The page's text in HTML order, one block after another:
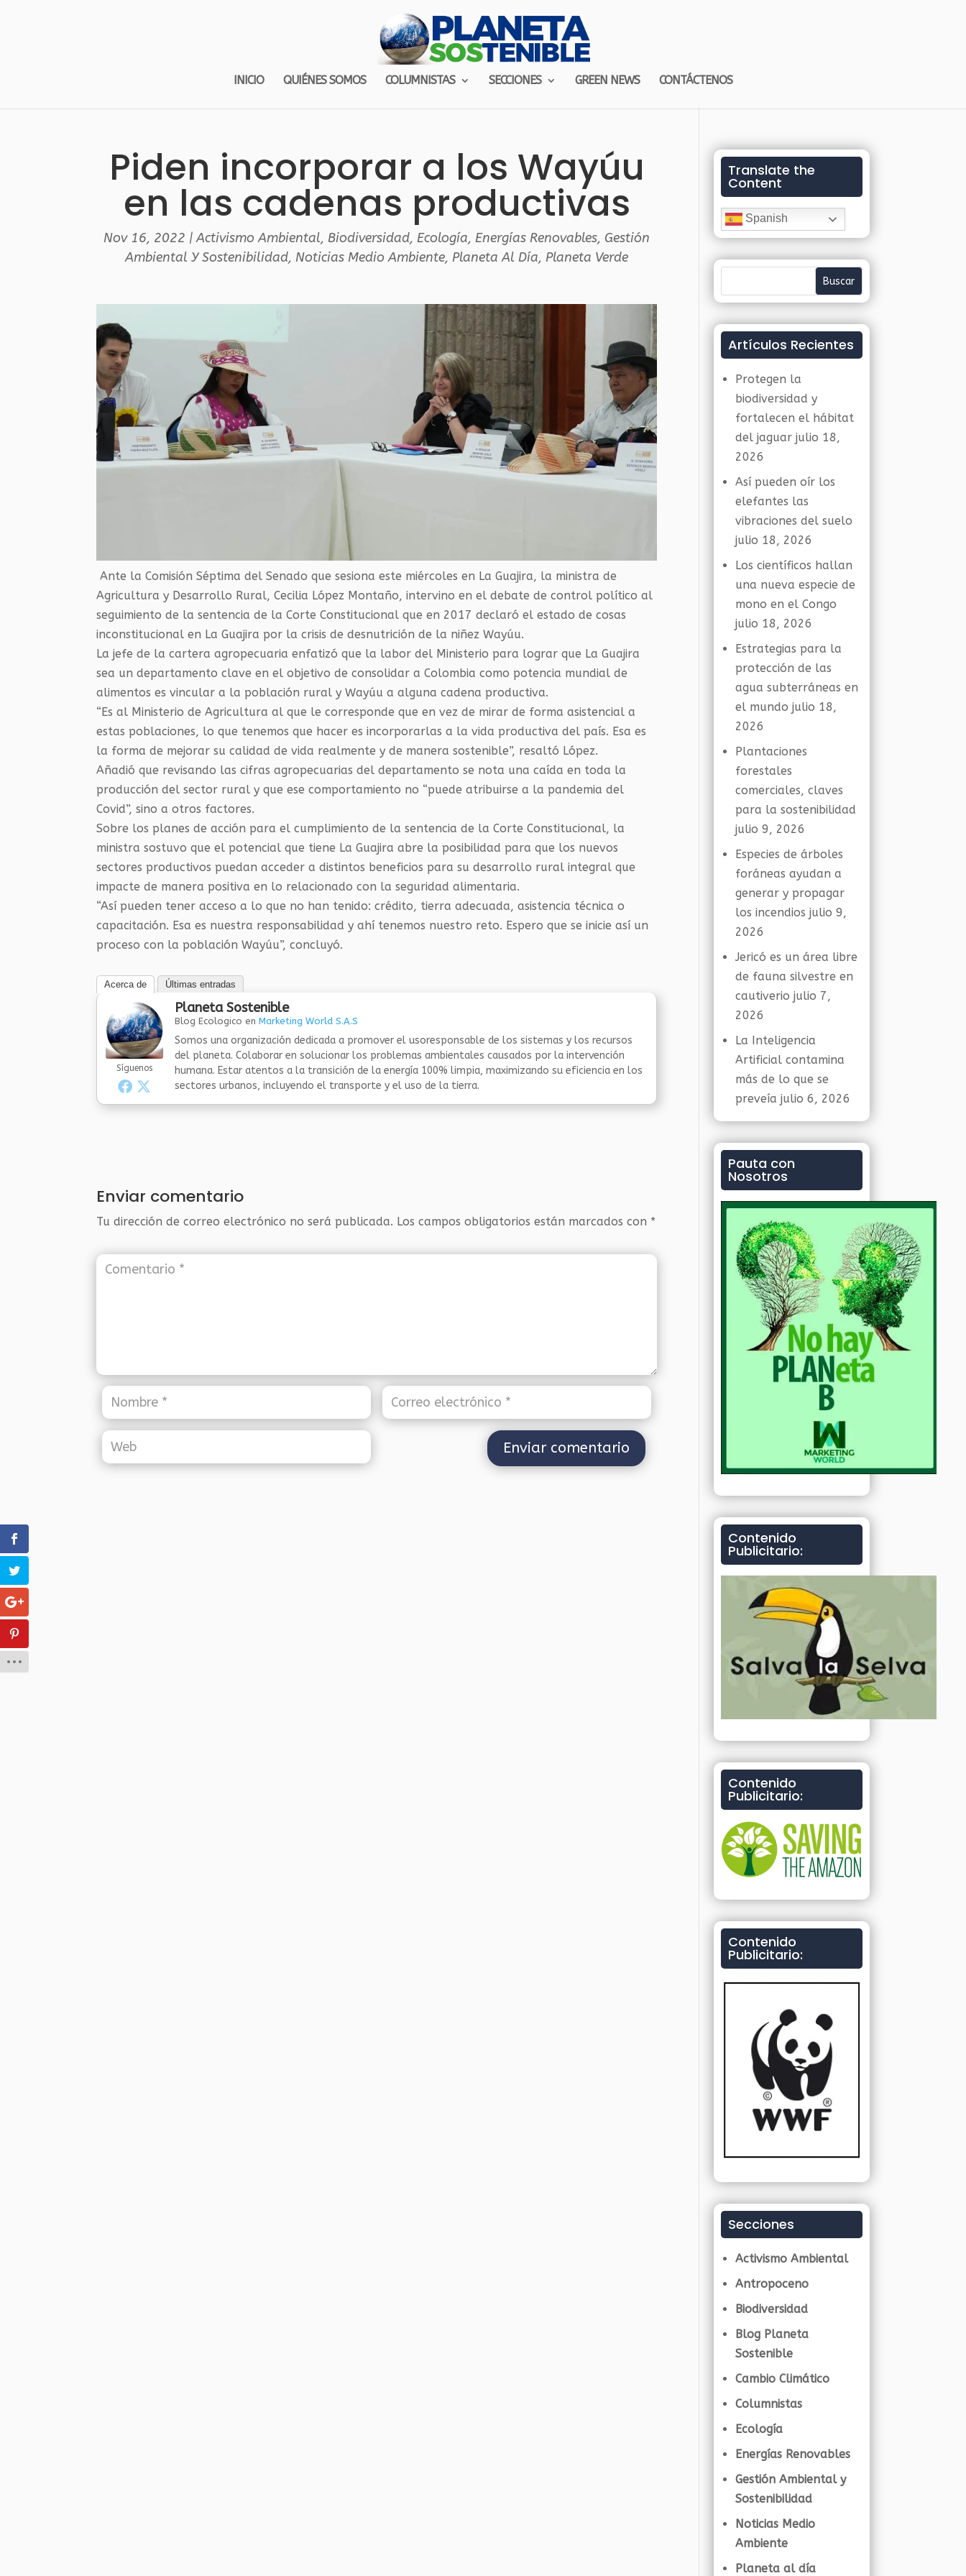
INICIO QUIÉNES SOMOS COLUMNISTAS SECCIONES GREEN NEWS CONTÁCTENOS
Piden incorporar a los Wayúu
en las cadenas productivas
Nov 16, 2022 |Activismo Ambiental, Biodiversidad,Ecología,Energías Renovables, Gestión
Ambiental Y Sostenibilidad,Noticias Medio Ambiente,Planeta Al Día,Planeta Verde
Ante la Comisión Séptima del Senado que sesiona este miércoles en La Guajira, la ministra de
Agricultura y Desarrollo Rural, Cecilia López Montaño, intervino en el debate de control político al
seguimiento de la sentencia de la Corte Constitucional que en 2017 declaró el estado de cosas
inconstitucional en La Guajira por la crisis de desnutrición de la niñez Wayúu.
La jefe de la cartera agropecuaria enfatizó que la labor del Ministerio para lograr que La Guajira
sea un departamento clave en el objetivo de consolidar a Colombia como potencia mundial de
alimentos es vincular a la población rural y Wayúu a alguna cadena productiva.
“Es al Ministerio de Agricultura al que le corresponde que en vez de mirar de forma asistencial a
estas poblaciones, lo que tenemos que hacer es incorporarlas a la vida productiva del país. Esa es
la forma de mejorar su calidad de vida realmente y de manera sostenible”, resaltó López.
Añadió que revisando las cifras agropecuarias del departamento se nota una caída en toda la
producción del sector rural y que ese comportamiento no “puede atribuirse a la pandemia del
Covid”, sino a otros factores.
Sobre los planes de acción para el cumplimiento de la sentencia de la Corte Constitucional, la
ministra sostuvo que el potencial que tiene La Guajira abre la posibilidad para que los nuevos
sectores productivos puedan acceder a distintos beneficios para su desarrollo rural integral que
impacte de manera positiva en lo relacionado con la seguridad alimentaria.
“Así pueden tener acceso a lo que no han tenido: crédito, tierra adecuada, asistencia técnica o
capacitación. Esa es nuestra responsabilidad y ahí tenemos nuestro reto. Espero que se inicie así un
proceso con la población Wayúu”, concluyó.
Acerca de Últimas entradas
Síguenos
Planeta Sostenible
Blog Ecologico enMarketing World S.A.S
Somos una organización dedicada a promover el usoresponsable de los sistemas y los recursos
del planeta. Colaborar en solucionar los problemas ambientales causados por la intervención
humana. Estar atentos a la transición de la energía 100% limpia, maximizando su eficiencia en los
sectores urbanos, incluyendo el transporte y el uso de la tierra.
Enviar comentario
Tu dirección de correo electrónico no será publicada. Los campos obligatorios están marcados con *
Translate the
Content
Spanish
Artículos Recientes
Protegen la
biodiversidad y
fortalecen el hábitat
del jaguar julio 18,
2026
Así pueden oír los
elefantes las
vibraciones del suelo
julio 18, 2026
Los científicos hallan
una nueva especie de
mono en el Congo
julio 18, 2026
Estrategias para la
protección de las
agua subterráneas en
el mundo julio 18,
2026
Plantaciones
forestales
comerciales, claves
para la sostenibilidad
julio 9, 2026
Especies de árboles
foráneas ayudan a
generar y propagar
los incendios julio 9,
2026
Jericó es un área libre
de fauna silvestre en
cautiverio julio 7,
2026
La Inteligencia
Artificial contamina
más de lo que se
preveía julio 6, 2026
Pauta con
Nosotros
Contenido
Publicitario:
Contenido
Publicitario:
Contenido
Publicitario:
Secciones
Activismo Ambiental
Antropoceno
Biodiversidad
Blog Planeta
Sostenible
Cambio Climático
Columnistas
Ecología
Energías Renovables
Gestión Ambiental y
Sostenibilidad
Noticias Medio
Ambiente
Planeta al día